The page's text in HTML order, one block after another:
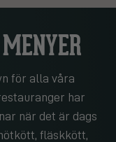
för alla våra
har
när det är dags
fläskkött,